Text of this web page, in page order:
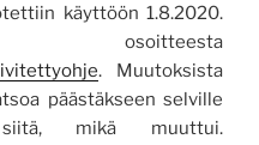
käyttöön 1.8.2020.
. Muutoksista
päästäkseen selville
mikä muuttui.